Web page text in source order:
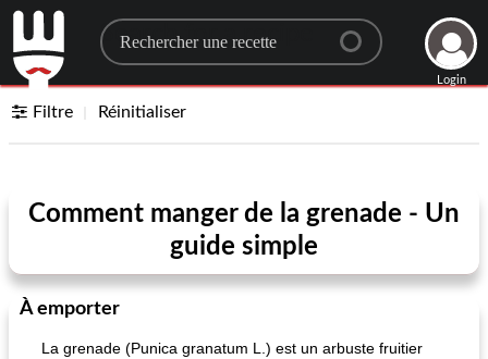
Search for a recipe
Login
Filtre Réinitialiser
Comment manger de la grenade - Un
guide simple
À emporter
La grenade (Punica granatum L.) est un arbuste fruitier